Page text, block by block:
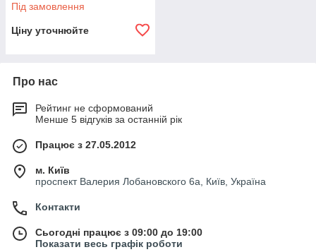
Під замовлення
Ціну уточнюйте
Про нас
Рейтинг не сформований
Менше 5 відгуків за останній рік
Працює з 27.05.2012
м. Київ
проспект Валерия Лобановского 6а, Київ, Україна
Контакти
Сьогодні працює з 09:00 до 19:00
Показати весь графік роботи